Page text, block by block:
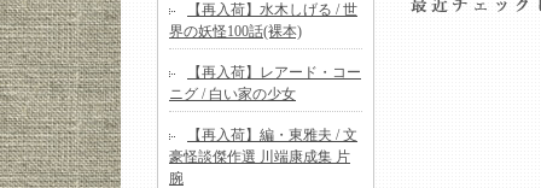
【再入荷】水木しげる / 世
界の妖怪100話(裸本)
【再入荷】レアード・コー
ニグ / 白い家の少女
【再入荷】編・東雅夫 / 文
豪怪談傑作選 川端康成集 片
腕